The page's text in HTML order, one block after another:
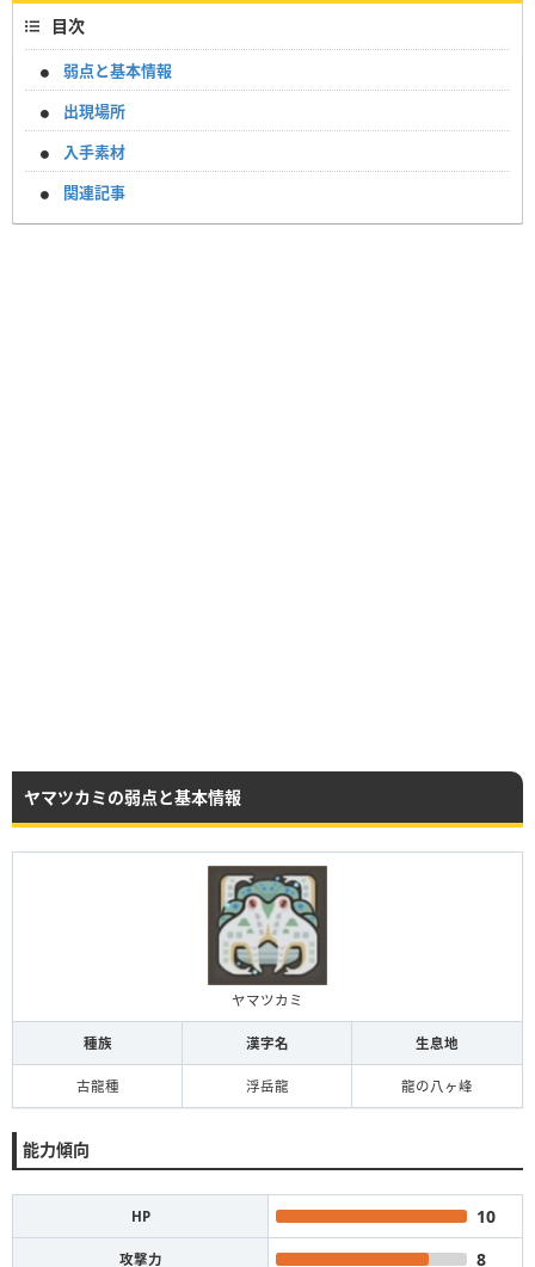
目次
弱点と基本情報
出現場所
入手素材
関連記事
ヤマツカミの弱点と基本情報
ヤマツカミ
種族 漢字名 生息地
古龍種 浮岳龍 龍の八ヶ峰
能力傾向
HP 10
攻撃力 8